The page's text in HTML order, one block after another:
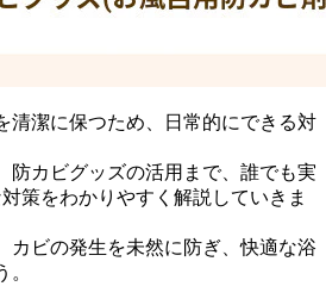
清潔に保つため、日常的にできる対
防カビグッズの活用まで、誰でも実
策をわかりやすく解説していきま
カビの発生を未然に防ぎ、快適な浴